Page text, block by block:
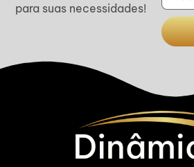
para suas necessidades!